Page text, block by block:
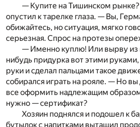
— Купите на Тишинском
опустил к тарелке глаза. — Вы,
обижайтесь, но ситуация, мягко
серьезная. Спрос на протезы
— Именно куплю! Или вырву из
нибудь придурка вот этими
руки и сделал пальцами такое
собирался играть на рояле. — Но
все оформить надлежащим
нужно — сертификат?
Хозяин поднялся и подошел к
бутылок с напитками вытащил